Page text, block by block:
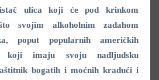
ulica koji će pod krinkom
svojim alkoholnim zadahom
poput popularnih američkih
koji imaju svoju nadljudsku
bogatih i moćnih kradući i